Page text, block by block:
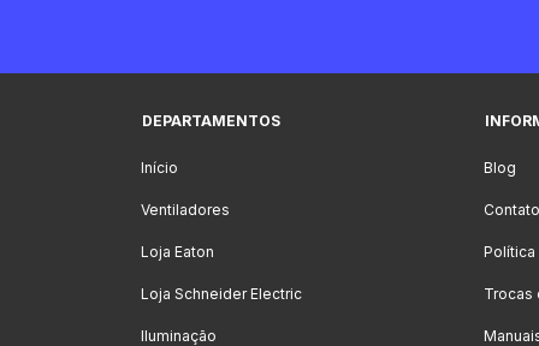
DEPARTAMENTOS
Início
Ventiladores
Loja Eaton
Loja Schneider Electric
Iluminação
Blog
Contato
Política
Trocas